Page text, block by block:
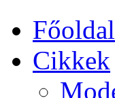
Főoldal
Cikkek